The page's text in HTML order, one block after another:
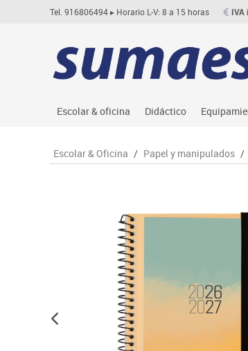
Tel. 916806494▸ Horario L-V: 8 a 15 horas IVA
Escolar & oficina
Archivo
Manualidades
Material escolar
Plastifica, encuaderna, destruye
Papel y manipulados
Didáctico
Asociación y atención
Juegos simbólicos
Aulas
Mesas
Sillas,
Escolar & Oficina / Papel y manipulados /